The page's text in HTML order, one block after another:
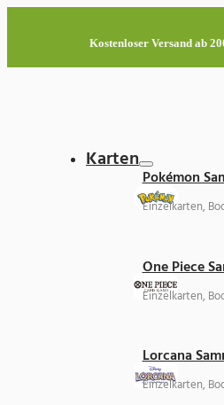
Kostenloser Versand ab
Karten
Pokémon
Einzelkarten,
One Piece
Einzelkarten,
Lorcana
Einzelkarten,